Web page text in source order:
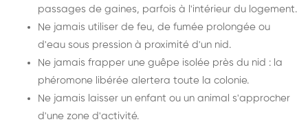
passages de gaines, parfois à l'intérieur du logement.
Ne jamais utiliser de feu, de fumée prolongée ou
d'eau sous pression à proximité d'un nid.
Ne jamais frapper une guêpe isolée près du nid : la
phéromone libérée alertera toute la colonie.
Ne jamais laisser un enfant ou un animal s'approcher
d'une zone d'activité.